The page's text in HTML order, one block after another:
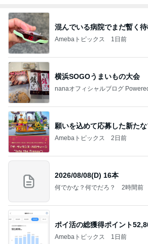
混んでいる病院でまだ暫く
Amebaトピックス 1日前
横浜SOGOうまいもの大会
nanaオフィシャルブログ
願いを込めて応募した新た
Amebaトピックス 2日前
2026/08/08(D) 16本
何でかな？何でだろ？ 2時間前
ポイ活の総獲得ポイント
Amebaトピックス 1日前